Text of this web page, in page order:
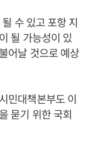
수 있고 포항 지
될 가능성이 있
어날 것으로 예상
민대책본부도 이
묻기 위한 국회